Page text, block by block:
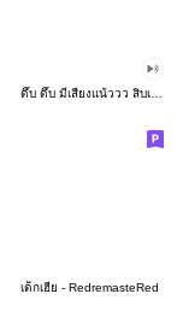
เด็กเฮีย - RedremasteRed